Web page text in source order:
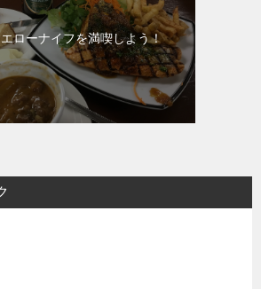
ローナイフを満喫しよう！